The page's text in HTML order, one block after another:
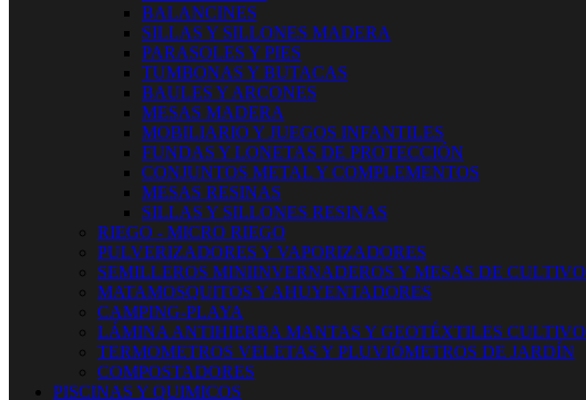
BALANCINES
SILLAS Y SILLONES MADERA
PARASOLES Y PIES
TUMBONAS Y BUTACAS
BAULES Y ARCONES
MESAS MADERA
MOBILIARIO Y JUEGOS INFANTILES
FUNDAS Y LONETAS DE PROTECCIÓN
CONJUNTOS METAL Y COMPLEMENTOS
MESAS RESINAS
SILLAS Y SILLONES RESINAS
RIEGO - MICRO RIEGO
PULVERIZADORES Y VAPORIZADORES
SEMILLEROS MINIINVERNADEROS Y MESAS DE CULTIVO
MATAMOSQUITOS Y AHUYENTADORES
CAMPING-PLAYA
LÁMINA ANTIHIERBA MANTAS Y GEOTÉXTILES CULTIVO
TERMOMETROS VELETAS Y PLUVIÓMETROS DE JARDÍN
COMPOSTADORES
PISCINAS Y QUIMICOS